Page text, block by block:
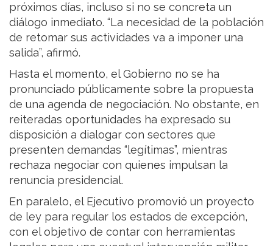
próximos días, incluso si no se concreta un
diálogo inmediato. “La necesidad de la población
de retomar sus actividades va a imponer una
salida”, afirmó.
Hasta el momento, el Gobierno no se ha
pronunciado públicamente sobre la propuesta
de una agenda de negociación. No obstante, en
reiteradas oportunidades ha expresado su
disposición a dialogar con sectores que
presenten demandas “legítimas”, mientras
rechaza negociar con quienes impulsan la
renuncia presidencial.
En paralelo, el Ejecutivo promovió un proyecto
de ley para regular los estados de excepción,
con el objetivo de contar con herramientas